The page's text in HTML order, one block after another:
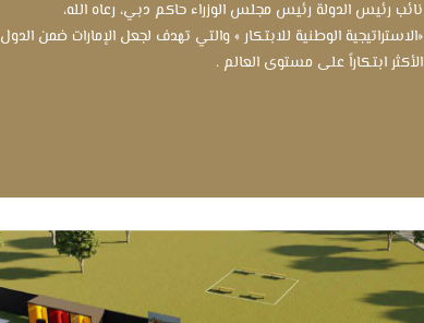
نائب رئيس الدولة رئيس مجلس الوزراء حاكم دبي، رعاه الله،
«الاستراتيجية الوطنية للابتكار » والتي تهدف لجعل الإمارات ضمن الدول
الأكثر ابتكاراً على مستوى العالم .